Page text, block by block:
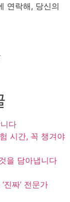
연락해, 당신의
다
시간, 꼭 챙겨야
을 담아냅니다
짜’ 전문가